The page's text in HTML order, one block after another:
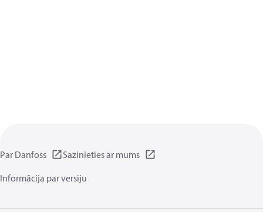
Par Danfoss
Sazinieties ar mums
Informācija par versiju